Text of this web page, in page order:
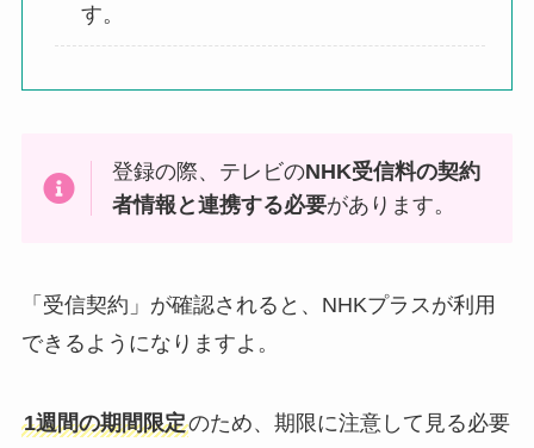
す。
登録の際、テレビのNHK受信料の契約
者情報と連携する必要があります。
「受信契約」が確認されると、NHKプラスが利用
できるようになりますよ。
1週間の期間限定のため、期限に注意して見る必要